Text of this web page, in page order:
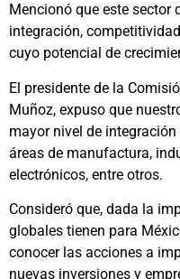
Mencionó que este sector
integración,
cuyo potencial de
El presidente de la
Muñoz, expuso que
mayor nivel de
áreas de manufactura,
electrónicos, entre otros.
Consideró que, dada la
globales tienen para
conocer las acciones a
nuevas inversiones y